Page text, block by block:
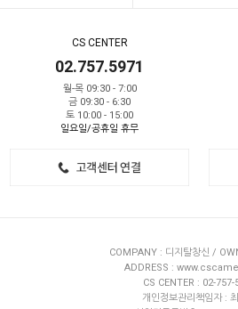
CS CENTER
02.757.5971
월-목 09:30 - 7:00
금 09:30 - 6:30
토 10:00 - 15:00
일요일/공휴일 휴무
COMPANY : 디지탈창신 /
ADDRESS :
CS CENTER : 02-757-
개인정보관리책임자 :